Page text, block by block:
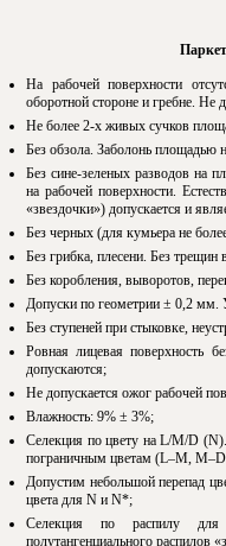
На рабочей поверхности
оборотной стороне и гребне. Не
Не более 2-х живых сучков
Без обзола. Заболонь площадью
Без сине-зеленых разводов на
на рабочей поверхности.
«звездочки») допускается и
Без черных (для кумьера не
Без грибка, плесени. Без
Без коробления, выворотов,
Допуски по геометрии ± 0,2 мм.
Без ступеней при стыковке,
Ровная лицевая поверхность
допускаются;
Не допускается ожог рабочей
Влажность: 9% ± 3%;
Селекция по цвету на L/M/D
пограничным цветам (L–M,
Допустим небольшой перепад
цвета для N и N*;
Селекция по распилу для
полутангенциального распилов